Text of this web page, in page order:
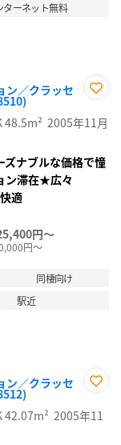
ターネット無料
ン／クラッセ
に入
り登
48.5m² 2005年11月
ズナブルな価格で憧
ン滞在★広々
適
円～
円～
同棲向け
駅近
ン／クラッセ
に入
り登
42.07m² 2005年11